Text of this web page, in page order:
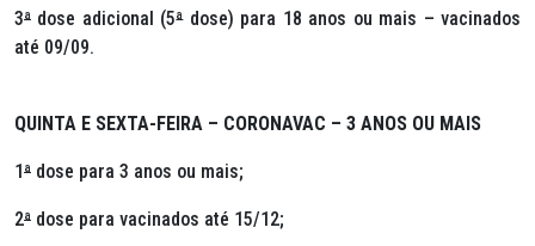
3ª dose adicional (5ªdose) para 18 anos ou mais – vacinados
até 09/09.
QUINTA E SEXTA-FEIRA – CORONAVAC – 3 ANOS OU MAIS
1ª dose para 3 anos ou mais;
2ª dose para vacinados até 15/12;